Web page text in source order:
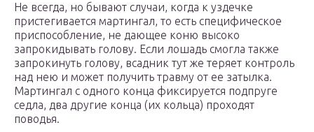
Не всегда, но бывают случаи, когда к уздечке
пристегивается мартингал, то есть специфическое
приспособление, не дающее коню высоко
запрокидывать голову. Если лошадь смогла также
запрокинуть голову, всадник тут же теряет контроль
над нею и может получить травму от ее затылка.
Мартингал с одного конца фиксируется подпруге
седла, два другие конца (их кольца) проходят
поводья.